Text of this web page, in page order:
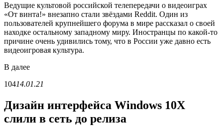
Ведущие культовой российской телепередачи о видеоиграх
«От винта!» внезапно стали звёздами Reddit. Один из
пользователей крупнейшего форума в мире рассказал о своей
находке остальному западному миру. Иностранцы по какой-то
причине очень удивились тому, что в России уже давно есть
видеоигровая культура.
В далее
10414.01.21
Дизайн интерфейса Windows 10X
слили в сеть до релиза